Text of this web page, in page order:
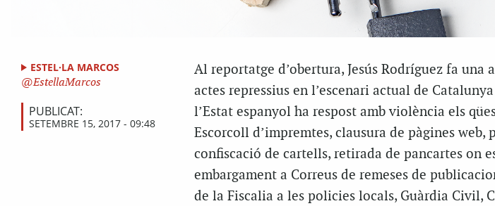
ESTEL·LA MARCOS
EstellaMarcos
PUBLICAT:
SETEMBRE 15, 2017 - 09:48
Al reportatge d’obertura, Jesús Rodríguez fa
actes repressius en l’escenari actual de
l’Estat espanyol ha respost amb violència els
Escorcoll d’impremtes, clausura de pàgines web,
confiscació de cartells, retirada de pancartes on
embargament a Correus de remeses de
de la Fiscalia a les policies locals, Guàrdia Civil,